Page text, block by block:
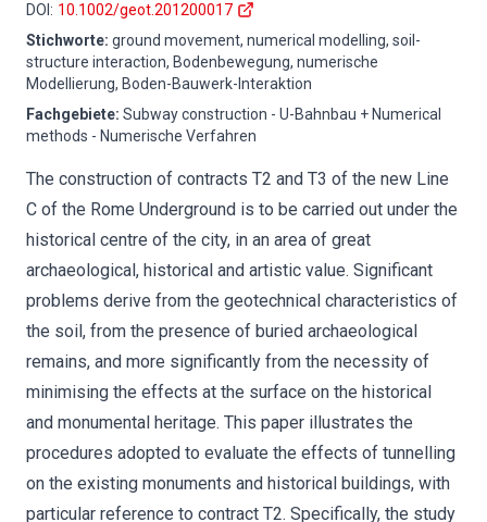
DOI : 10.1002/geot.201200017
Stichworte: ground movement, numerical modelling, soil-
structure interaction, Bodenbewegung, numerische
Modellierung, Boden-Bauwerk-Interaktion
Fachgebiete: Subway construction - U-Bahnbau + Numerical
methods - Numerische Verfahren
The construction of contracts T2 and T3 of the new Line
C of the Rome Underground is to be carried out under the
historical centre of the city, in an area of great
archaeological, historical and artistic value. Significant
problems derive from the geotechnical characteristics of
the soil, from the presence of buried archaeological
remains, and more significantly from the necessity of
minimising the effects at the surface on the historical
and monumental heritage. This paper illustrates the
procedures adopted to evaluate the effects of tunnelling
on the existing monuments and historical buildings, with
particular reference to contract T2. Specifically, the study